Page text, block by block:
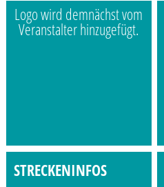
Logo wird demnächst vom
Veranstalter hinzugefügt.
STRECKENINFOS